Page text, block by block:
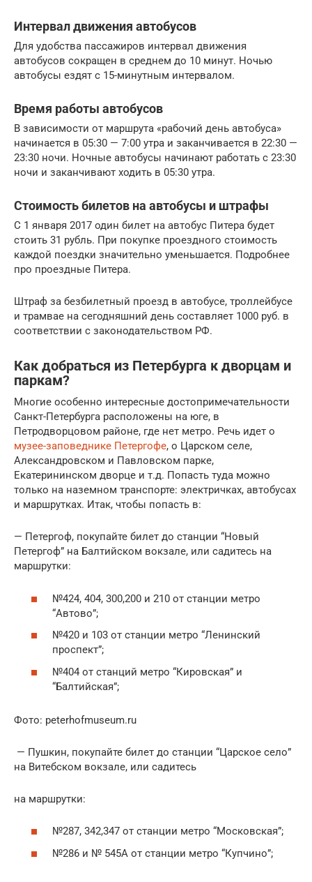
Интервал движения автобусов
Для удобства пассажиров интервал движения
автобусов сокращен в среднем до 10 минут. Ночью
автобусы ездят с 15-минутным интервалом.
Время работы автобусов
В зависимости от маршрута «рабочий день автобуса»
начинается в 05:30 — 7:00 утра и заканчивается в 22:30 —
23:30 ночи. Ночные автобусы начинают работать с 23:30
ночи и заканчивают ходить в 05:30 утра.
Стоимость билетов на автобусы и штрафы
С 1 января 2017 один билет на автобус Питера будет
стоить 31 рубль. При покупке проездного стоимость
каждой поездки значительно уменьшается. Подробнее
про проездные Питера.
Штраф за безбилетный проезд в автобусе, троллейбусе
и трамвае на сегодняшний день составляет 1000 руб. в
соответствии с законодательством РФ.
Как добраться из Петербурга к дворцам и
паркам?
Многие особенно интересные достопримечательности
Санкт-Петербурга расположены на юге, в
Петродворцовом районе, где нет метро. Речь идет о
музее-заповеднике Петергофе, о Царском селе,
Александровском и Павловском парке,
Екатерининском дворце и т.д. Попасть туда можно
только на наземном транспорте: электричках, автобусах
и маршрутках. Итак, чтобы попасть в:
— Петергоф, покупайте билет до станции “Новый
Петергоф” на Балтийском вокзале, или садитесь на
маршрутки:
№424, 404, 300,200 и 210 от станции метро
“Автово”;
№420 и 103 от станции метро “Ленинский
проспект”;
№404 от станций метро “Кировская” и
“Балтийская”;
Фото: peterhofmuseum.ru
— Пушкин, покупайте билет до станции “Царское село”
на Витебском вокзале, или садитесь
на маршрутки:
№287, 342,347 от станции метро “Московская”;
№286 и № 545А от станции метро “Купчино”;